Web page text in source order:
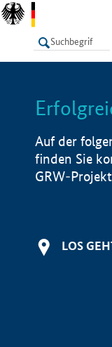
LISTE
Auf der
finden Sie
GRW-
LOS